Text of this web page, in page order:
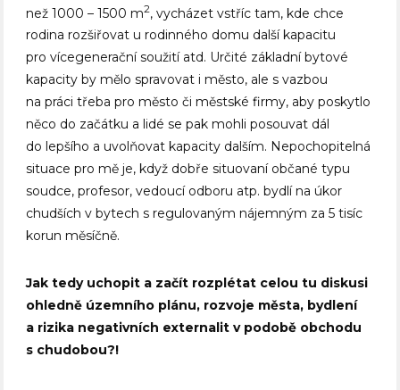
než 1000 – 1500 m2, vycházet vstříc tam, kde chce
rodina rozšiřovat u rodinného domu další kapacitu
pro vícegenerační soužití atd. Určité základní bytové
kapacity by mělo spravovat i město, ale s vazbou
na práci třeba pro město či městské firmy, aby poskytlo
něco do začátku a lidé se pak mohli posouvat dál
do lepšího a uvolňovat kapacity dalším. Nepochopitelná
situace pro mě je, když dobře situovaní občané typu
soudce, profesor, vedoucí odboru atp. bydlí na úkor
chudších v bytech s regulovaným nájemným za 5 tisíc
korun měsíčně.
Jak tedy uchopit a začít rozplétat celou tu diskusi
ohledně územního plánu, rozvoje města, bydlení
a rizika negativních externalit v podobě obchodu
s chudobou?!